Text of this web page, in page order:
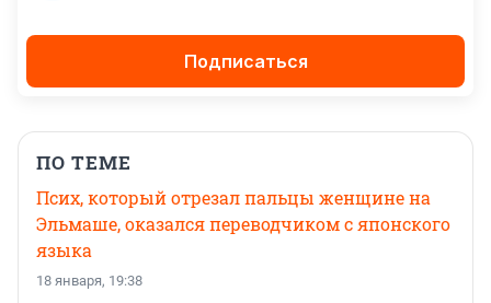
Подписаться
ПО ТЕМЕ
Псих, который отрезал пальцы женщине на
Эльмаше, оказался переводчиком с японского
языка
18 января, 19:38